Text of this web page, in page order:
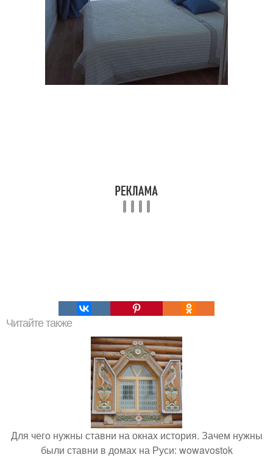
Читайте также
Для чего нужны ставни на окнах история. Зачем нужны
были ставни в домах на Руси: wowavostok